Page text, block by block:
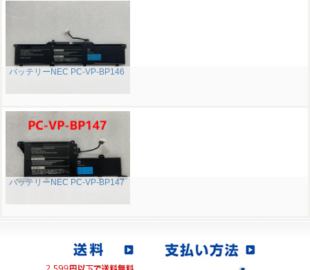
バッテリーNEC PC-VP-BP146
バッテリーNEC PC-VP-BP147